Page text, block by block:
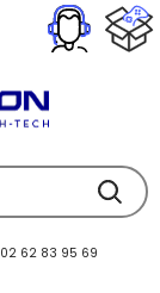
02 62 83 95 69